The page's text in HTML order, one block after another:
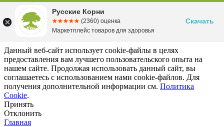
Данный веб-сайт использует cookie-файлы в целях
предоставления вам лучшего пользовательского опыта на
нашем сайте. Продолжая использовать данный сайт, вы
соглашаетесь с использованием нами cookie-файлов. Для
получения дополнительной информации см. Политика
Cookie.
Принять
Отклонить
Главная
Русские Корни
☆☆☆☆☆
★★★★★ (2360) оценка
Маркетплейс товаров для здоровья
Скачать